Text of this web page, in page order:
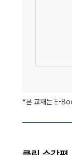
*본 교재는 E-